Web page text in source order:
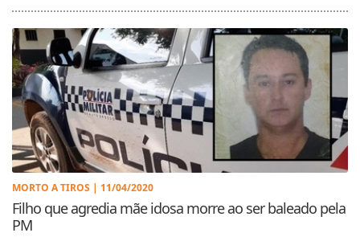
MORTO A TIROS | 11/04/2020
Filho que agredia mãe idosa morre ao ser baleado pela
PM